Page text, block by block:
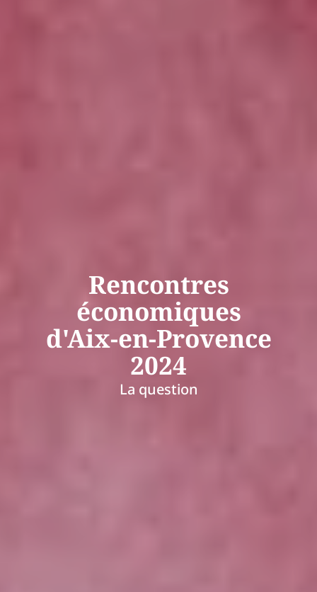
Rencontres
économiques
d'Aix-en-Provence
2024
La question